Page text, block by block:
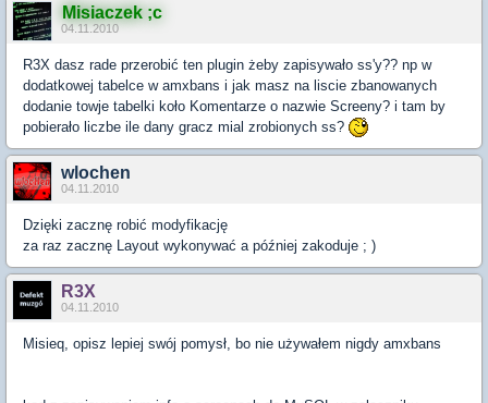
Misiaczek ;c
04.11.2010
R3X dasz rade przerobić ten plugin żeby zapisywało ss'y?? np w
dodatkowej tabelce w amxbans i jak masz na liscie zbanowanych
dodanie towje tabelki koło Komentarze o nazwie Screeny? i tam by
pobierało liczbe ile dany gracz mial zrobionych ss?
wlochen
04.11.2010
Dzięki zacznę robić modyfikację
za raz zacznę Layout wykonywać a później zakoduje ; )
R3X
04.11.2010
Misieq, opisz lepiej swój pomysł, bo nie używałem nigdy amxbans